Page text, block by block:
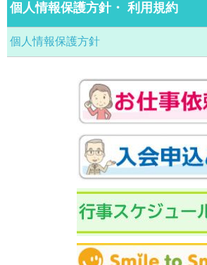
個人情報保護方針・ 利用規約
個人情報保護方針